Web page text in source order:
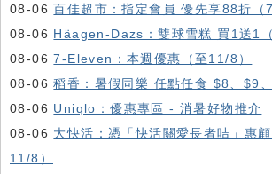
08-06百佳超市：指定會員 優先享88折（
08-06 Häagen-Dazs ：雙球雪糕 買1送1
08-067-Eleven：本週優惠（至11/8）
08-06稻香：暑假同樂 任點任食 $8、$9
08-06 Uniqlo：優惠專區 - 消暑好物推介
08-06 大快活：憑「快活關愛長者咭」惠
11/8）